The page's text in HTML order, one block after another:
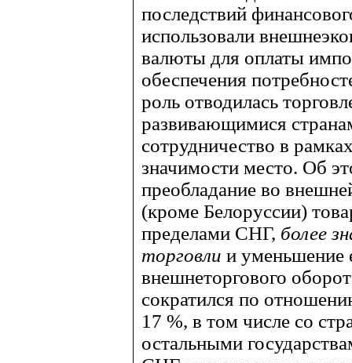
последствий
использовали
валюты для оплаты
обеспечения
роль отводилась
развивающимися
сотрудничество в
значимости место. Об
преобладание во
(кроме Белоруссии)
пределами СНГ, более
торговли и уменьшение
внешнеторгового
сократился по
17 %, в том числе со
остальными